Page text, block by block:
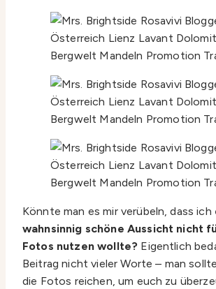
Könnte man es mir verübeln, dass ich
wahnsinnig schöne Aussicht nicht
Fotos nutzen wollte? Eigentlich
Beitrag nicht vieler Worte – man
die Fotos reichen, um euch zu